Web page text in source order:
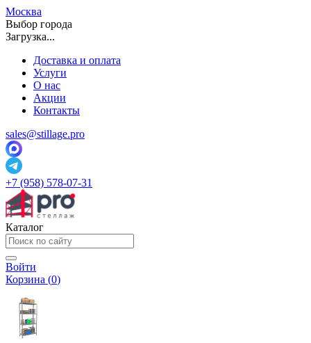
Москва
Выбор города
Загрузка...
Доставка и оплата
Услуги
О нас
Акции
Контакты
sales@stillage.pro
+7 (958) 578-07-31
Каталог
Войти
Корзина (0)